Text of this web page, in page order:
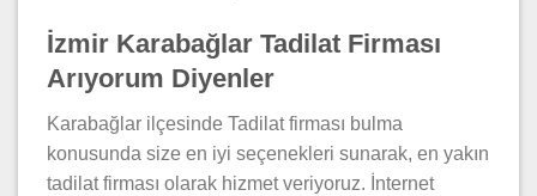
İzmir Karabağlar Tadilat Firması
Arıyorum Diyenler
Karabağlar ilçesinde Tadilat firması bulma
konusunda size en iyi seçenekleri sunarak, en yakın
tadilat firması olarak hizmet veriyoruz. İnternet